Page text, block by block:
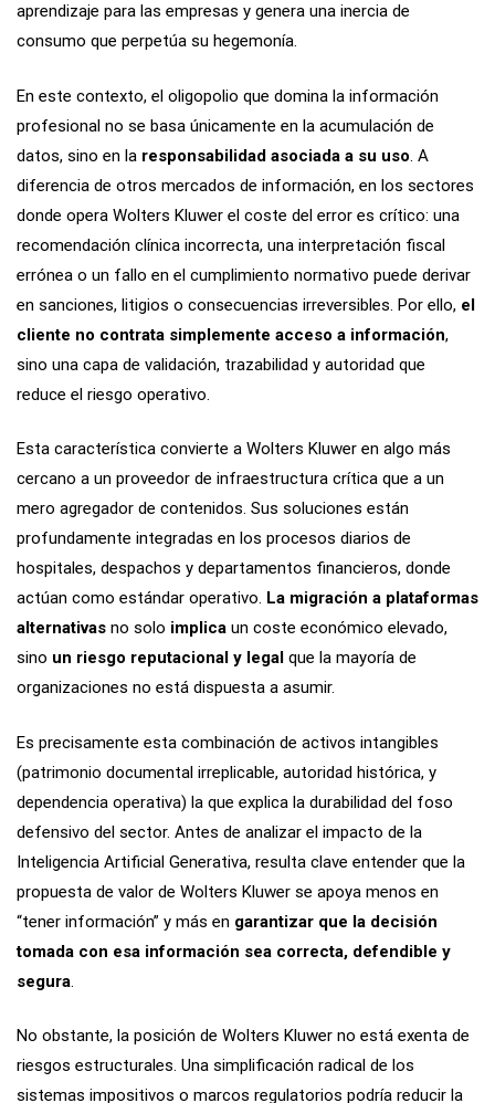
aprendizaje para las empresas y genera una inercia de
consumo que perpetúa su hegemonía.
En este contexto, el oligopolio que domina la información
profesional no se basa únicamente en la acumulación de
datos, sino en la responsabilidad asociada a su uso . A
diferencia de otros mercados de información, en los sectores
donde opera Wolters Kluwer el coste del error es crítico: una
recomendación clínica incorrecta, una interpretación fiscal
errónea o un fallo en el cumplimiento normativo puede derivar
en sanciones, litigios o consecuencias irreversibles. Por ello, el
cliente no contrata simplemente acceso a información,
sino una capa de validación, trazabilidad y autoridad que
reduce el riesgo operativo.
Esta característica convierte a Wolters Kluwer en algo más
cercano a un proveedor de infraestructura crítica que a un
mero agregador de contenidos. Sus soluciones están
profundamente integradas en los procesos diarios de
hospitales, despachos y departamentos financieros, donde
actúan como estándar operativo. La migración a plataformas
alternativas no solo implica un coste económico elevado,
sino un riesgo reputacional y legal que la mayoría de
organizaciones no está dispuesta a asumir.
Es precisamente esta combinación de activos intangibles
(patrimonio documental irreplicable, autoridad histórica, y
dependencia operativa) la que explica la durabilidad del foso
defensivo del sector. Antes de analizar el impacto de la
Inteligencia Artificial Generativa, resulta clave entender que la
propuesta de valor de Wolters Kluwer se apoya menos en
“tener información” y más en garantizar que la decisión
tomada con esa información sea correcta, defendible y
segura
No obstante, la posición de Wolters Kluwer no está exenta de
riesgos estructurales. Una simplificación radical de los
sistemas impositivos o marcos regulatorios podría reducir la